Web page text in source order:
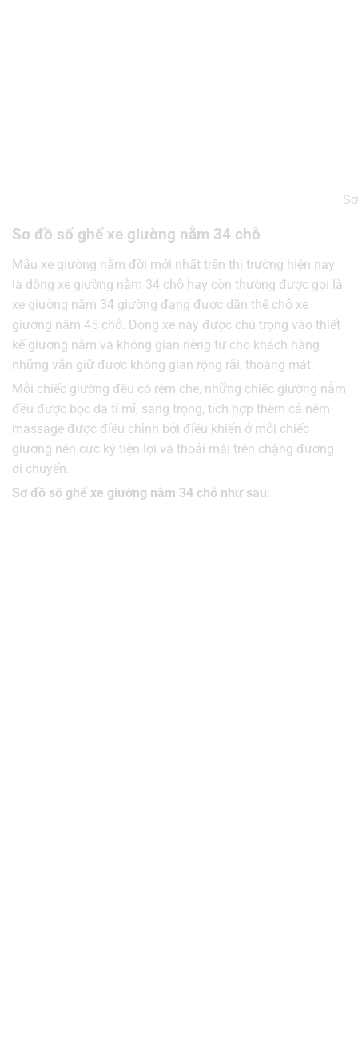
Sơ đồ số ghế xe giường nằm 34 chỗ
Mẫu xe giường nằm đời mới nhất trên thị trường hiện nay
là dòng xe giường nằm 34 chỗ hay còn thường được gọi là
xe giường nằm 34 giường đang được dần thế chỗ xe
giường nằm 45 chỗ. Dòng xe này được chú trọng vào thiết
kế giường nằm và không gian riêng tư cho khách hàng
những vẫn giữ được không gian rộng rãi, thoáng mát.
Mỗi chiếc giường đều có rèm che, những chiếc giường nằm
đều được bọc da tỉ mỉ, sang trọng, tích hợp thêm cả nệm
massage được điều chỉnh bởi điều khiển ở mỗi chiếc
giường nên cực kỳ tiện lợi và thoải mái trên chặng đường
di chuyển.
Sơ đồ số ghế xe giường nằm 34 chỗ như sau: